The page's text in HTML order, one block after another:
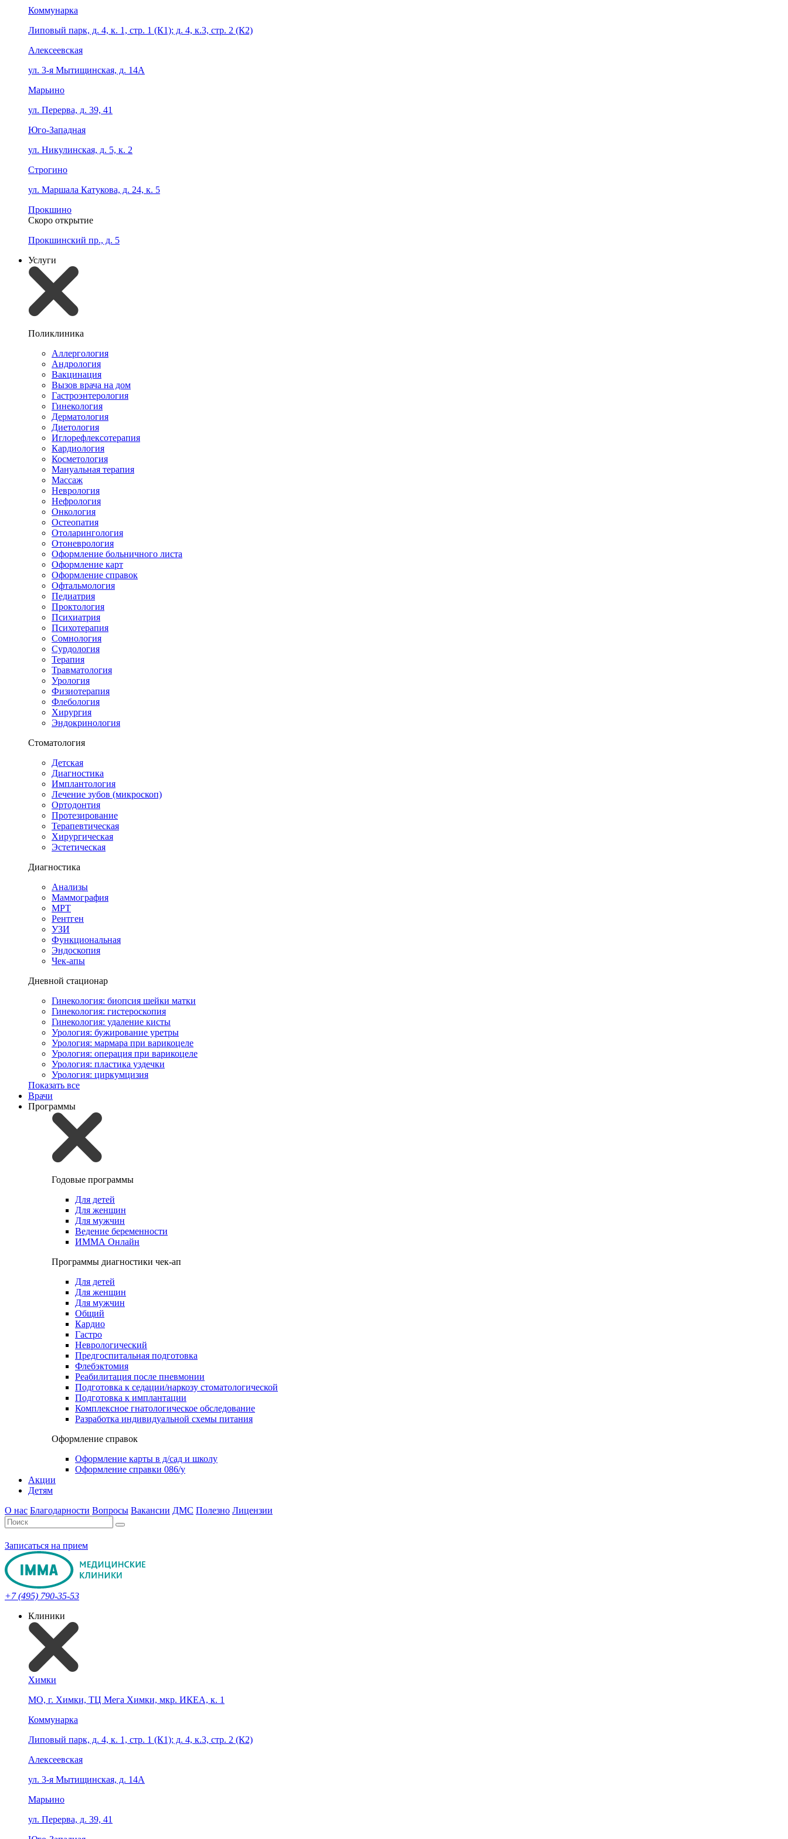
Коммунарка
Липовый парк, д. 4, к. 1, стр. 1 (К1); д. 4, к.3, стр. 2 (К2)
Алексеевская
ул. 3-я Мытищинская, д. 14А
Марьино
ул. Перерва, д. 39, 41
Юго-Западная
ул. Никулинская, д. 5, к. 2
Строгино
ул. Маршала Катукова, д. 24, к. 5
Прокшино
Скоро открытие
Прокшинский пр., д. 5
Услуги
Поликлиника
Аллергология
Андрология
Вакцинация
Вызов врача на дом
Гастроэнтерология
Гинекология
Дерматология
Диетология
Иглорефлексотерапия
Кардиология
Косметология
Мануальная терапия
Массаж
Неврология
Нефрология
Онкология
Остеопатия
Отоларингология
Отоневрология
Оформление больничного листа
Оформление карт
Оформление справок
Офтальмология
Педиатрия
Проктология
Психиатрия
Психотерапия
Сомнология
Сурдология
Терапия
Травматология
Урология
Физиотерапия
Флебология
Хирургия
Эндокринология
Стоматология
Детская
Диагностика
Имплантология
Лечение зубов (микроскоп)
Ортодонтия
Протезирование
Терапевтическая
Хирургическая
Эстетическая
Диагностика
Анализы
Маммография
МРТ
Рентген
УЗИ
Функциональная
Эндоскопия
Чек-апы
Дневной стационар
Гинекология: биопсия шейки матки
Гинекология: гистероскопия
Гинекология: удаление кисты
Урология: бужирование уретры
Урология: мармара при варикоцеле
Урология: операция при варикоцеле
Урология: пластика уздечки
Урология: циркумцизия
Показать все
Врачи
Программы
Годовые программы
Для детей
Для женщин
Для мужчин
Ведение беременности
ИММА Онлайн
Программы диагностики чек-ап
Для детей
Для женщин
Для мужчин
Общий
Кардио
Гастро
Неврологический
Предгоспитальная подготовка
Флебэктомия
Реабилитация после пневмонии
Подготовка к седации/наркозу стоматологической
Подготовка к имплантации
Комплексное гнатологическое обследование
Разработка индивидуальной схемы питания
Оформление справок
Оформление карты в д/сад и школу
Оформление справки 086/у
Акции
Детям
О нас Благодарности Вопросы Вакансии ДМС Полезно Лицензии
Записаться на прием
+7 (495) 790-35-53
Клиники
Химки
МО, г. Химки, ТЦ Мега Химки, мкр. ИКЕА, к. 1
Коммунарка
Липовый парк, д. 4, к. 1, стр. 1 (К1); д. 4, к.3, стр. 2 (К2)
Алексеевская
ул. 3-я Мытищинская, д. 14А
Марьино
ул. Перерва, д. 39, 41